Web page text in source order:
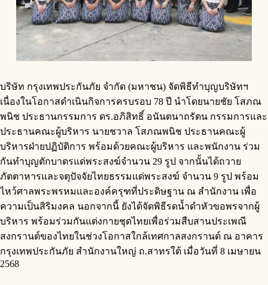
บริษัท กรุงเทพประกันภัย จำกัด (มหาชน) จัดพิธีทำบุญบริษัทฯ
เนื่องในโอกาสดำเนินกิจการครบรอบ 78 ปี นำโดยนายชัย โสภณ
พนิช ประธานกรรมการ ดร.อภิสิทธิ์ อนันตนาถรัตน กรรมการและ
ประธานคณะผู้บริหาร นายชวาล โสภณพนิช ประธานคณะผู้
บริหารฝ่ายปฏิบัติการ พร้อมด้วยคณะผู้บริหาร และพนักงาน ร่วม
กันทำบุญตักบาตรแด่พระสงฆ์จำนวน 29 รูป จากนั้นได้ถวาย
ภัตตาหารและจตุปัจจัยไทยธรรมแด่พระสงฆ์ จำนวน 9 รูป พร้อม
ไหว้ศาลพระพรหมและองค์ครุฑที่ประดิษฐาน ณ สำนักงาน เพื่อ
ความเป็นสิริมงคล นอกจากนี้ ยังได้จัดพิธีรดน้ำดำหัวขอพรจากผู้
บริหาร พร้อมร่วมกันแต่งกายชุดไทยเพื่อร่วมสืบสานประเพณี
สงกรานต์ของไทยในช่วงโอกาสใกล้เทศกาลสงกรานต์ ณ อาคาร
กรุงเทพประกันภัย สำนักงานใหญ่ ถ.สาทรใต้ เมื่อวันที่ 8 เมษายน
2568